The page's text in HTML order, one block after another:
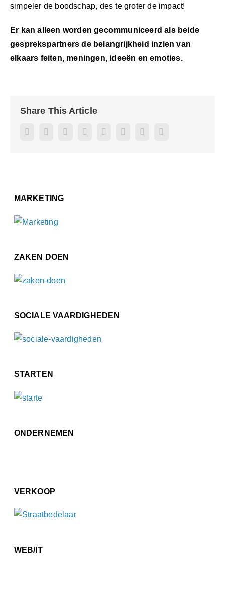
simpeler de boodschap, des te groter de impact!
Er kan alleen worden gecommuniceerd als beide
gesprekspartners de belangrijkheid inzien van
elkaars feiten, meningen, ideeën en emoties.
Share This Article
FacebookTwitter Reddit LinkedInWhatsApp
Pinterest
MARKETING
ZAKEN DOEN
SOCIALE VAARDIGHEDEN
STARTEN
ONDERNEMEN
VERKOOP
WEB/IT